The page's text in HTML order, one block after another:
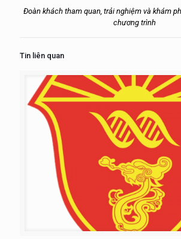
Đoàn khách tham quan, trải nghiệm và khám
chương trình
Tin liên quan